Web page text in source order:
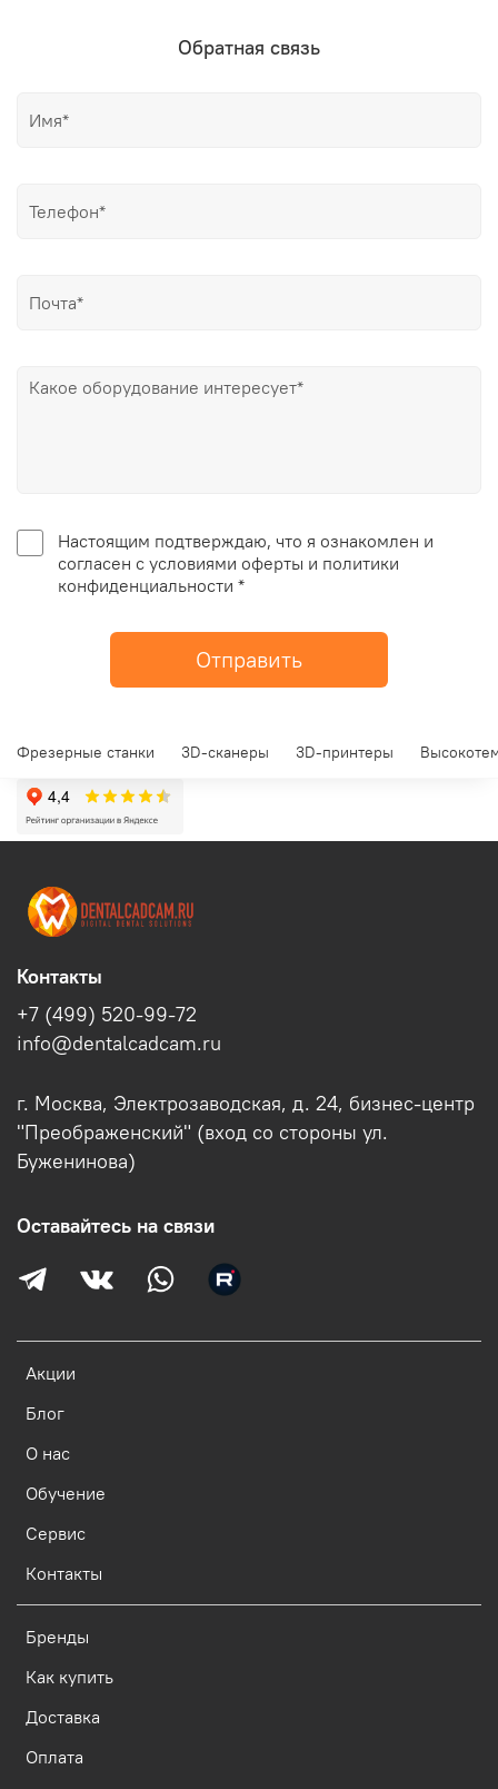
Обратная связь
Настоящим подтверждаю, что я ознакомлен и
согласен с условиями оферты и политики
конфиденциальности *
Отправить
Фрезерные станки 3D-сканеры 3D-принтеры
Акции
Блог
О нас
Обучение
Сервис
Контакты
Бренды
Как купить
Доставка
Оплата
Контакты
+7 (499) 520-99-72
info@dentalcadcam.ru
г. Москва, Электрозаводская, д. 24, бизнес-центр
"Преображенский" (вход со стороны ул.
Буженинова)
Оставайтесь на связи